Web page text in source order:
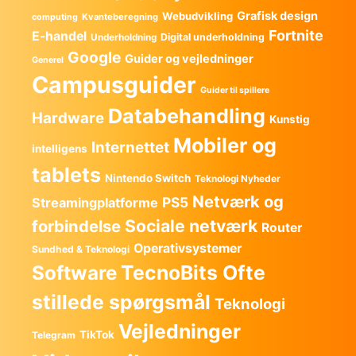
computing Kvanteberegning Webudvikling Grafisk design
E-handel Underholdning Digital underholdning Fortnite
Generel Google Guider og vejledninger
Campusguider Guider til spillere
Hardware Databehandling Kunstig
intelligens Internettet Mobiler og
tablets Nintendo Switch Teknologi Nyheder
Streamingplatforme PS5 Netværk og
forbindelse Sociale netværk Router
Sundhed & Teknologi Operativsystemer
SoftwareTecnoBits Ofte
stillede spørgsmål Teknologi
Telegram TikTok Vejledninger